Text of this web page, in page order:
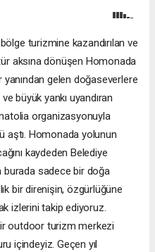
turizmine kazandırılan ve
aksına dönüşen Homonada
yanından gelen doğaseverlere
büyük yankı uyandıran
organizasyonuyla
aştı. Homonada yolunun
kaydeden Belediye
burada sadece bir doğa
bir direnişin, özgürlüğüne
izlerini takip ediyoruz.
outdoor turizm merkezi
içindeyiz. Geçen yıl